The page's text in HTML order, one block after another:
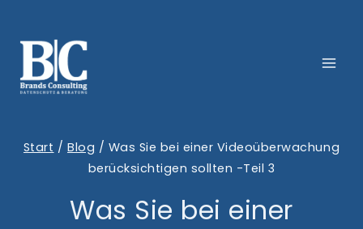
Inhalt
springen
Start / Blog / Was Sie bei einer Videoüberwachung
berücksichtigen sollten -Teil 3
Was Sie bei einer